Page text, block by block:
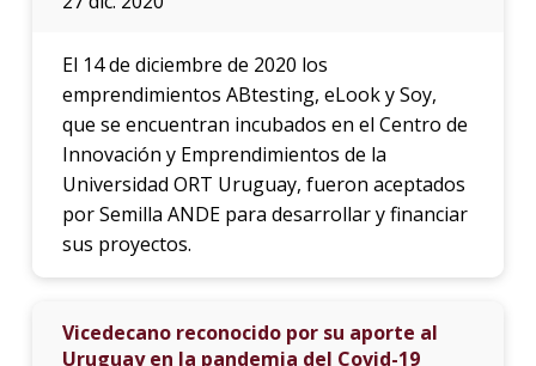
El 14 de diciembre de 2020 los
emprendimientos ABtesting, eLook y Soy,
que se encuentran incubados en el Centro de
Innovación y Emprendimientos de la
Universidad ORT Uruguay, fueron aceptados
por Semilla ANDE para desarrollar y financiar
sus proyectos.
Vicedecano reconocido por su aporte al
Uruguay en la pandemia del Covid-19